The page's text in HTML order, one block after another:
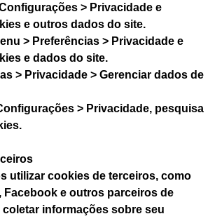
> Privacidade e
e outros dados do site.
> Preferências > Privacidade e
e dados do site.
> Privacidade > Gerenciar dados de
> Privacidade, pesquisa
utilizar cookies de terceiros, como
Facebook e outros parceiros de
informações sobre seu